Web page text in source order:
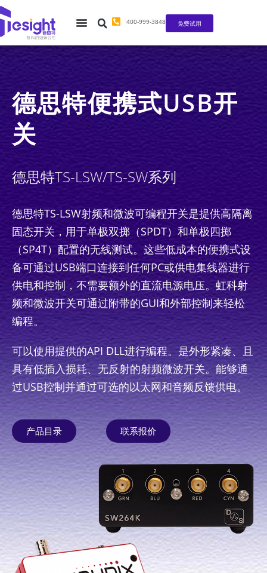
400-999-3848 免费试用
德思特便携式USB开
关
德思特TS-LSW/TS-SW系列
德思特TS-LSW射频和微波可编程开关是提供高隔离
固态开关，用于单极双掷（SPDT）和单极四掷
（SP4T）配置的无线测试。这些低成本的便携式设
备可通过USB端口连接到任何PC或供电集线器进行
供电和控制，不需要额外的直流电源电压。虹科射
频和微波开关可通过附带的GUI和外部控制来轻松
编程。
可以使用提供的API DLL进行编程。是外形紧凑、且
具有低插入损耗、无反射的射频微波开关。能够通
过USB控制并通过可选的以太网和音频反馈供电。
产品目录 联系报价